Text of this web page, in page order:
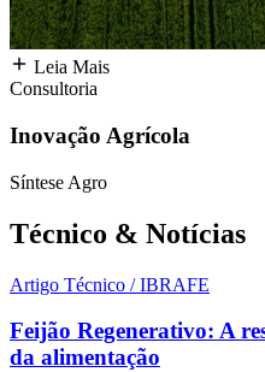
Leia Mais
Consultoria
Inovação Agrícola
Síntese Agro
Técnico & Notícias
Artigo Técnico / IBRAFE
Feijão Regenerativo: A
da alimentação